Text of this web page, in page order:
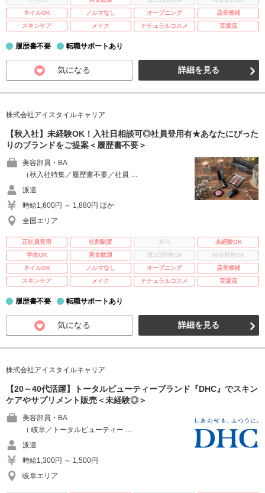
ネイルOK
ノルマなし オープニング
店長候補
スキンケア
メイク ナチュラルコスメ 百貨店
履歴書不要 転職サポートあり
気になる 詳細を見る
株式会社アイスタイルキャリア
【秋入社】未経験OK！入社日相談可◎社員登用有★あなたにぴった
りのブランドをご提案＜履歴書不要＞
美容部員・BA
（秋入社特集／履歴書不要／社員 …
派遣
時給1,600円 ～ 1,880円 ほか
全国エリア
正社員登用 社割制度 賞与
未経験OK
学生OK
男女歓迎 週3日勤務OK
時短勤務OK
ネイルOK
ノルマなし オープニング
店長候補
スキンケア
メイク ナチュラルコスメ 百貨店
履歴書不要 転職サポートあり
気になる 詳細を見る
株式会社アイスタイルキャリア
【20～40代活躍】トータルビューティーブランド『DHC』でスキン
ケアやサプリメント販売＜未経験◎＞
美容部員・BA
（ 岐阜／トータルビューティー …
派遣
時給1,300円 ～ 1,500円
岐阜エリア